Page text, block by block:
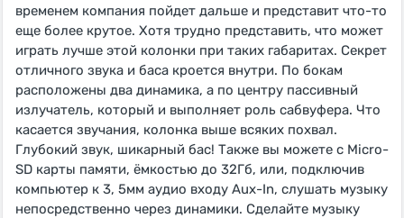
временем компания пойдет дальше и представит что-то
еще более крутое. Хотя трудно представить, что может
играть лучше этой колонки при таких габаритах. Секрет
отличного звука и баса кроется внутри. По бокам
расположены два динамика, а по центру пассивный
излучатель, который и выполняет роль сабвуфера. Что
касается звучания, колонка выше всяких похвал.
Глубокий звук, шикарный бас! Также вы можете с Micro-
SD карты памяти, ёмкостью до 32Гб, или, подключив
компьютер к 3, 5мм аудио входу Aux-In, слушать музыку
непосредственно через динамики. Сделайте музыку